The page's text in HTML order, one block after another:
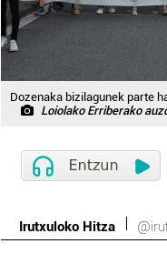
Dozenaka bizilagunek parte
Loiolako Erriberako
Irutxuloko Hitza